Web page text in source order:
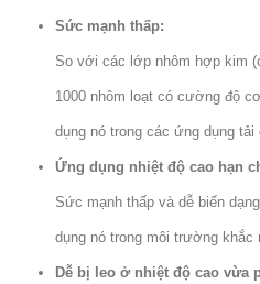
Sức mạnh thấp:
So với các lớp nhôm hợp kim
1000 nhôm loạt có cường độ
dụng nó trong các ứng dụng tải
Ứng dụng nhiệt độ cao hạn
Sức mạnh thấp và dễ biến
dụng nó trong môi trường khắc
Dễ bị leo ở nhiệt độ cao vừa